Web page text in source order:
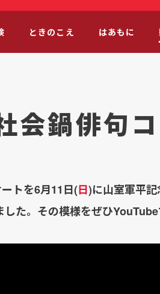
ときのこえ はあもに
会鍋俳句
トを6月11日(日)に山室軍平記
た。その模様をぜひYouTube